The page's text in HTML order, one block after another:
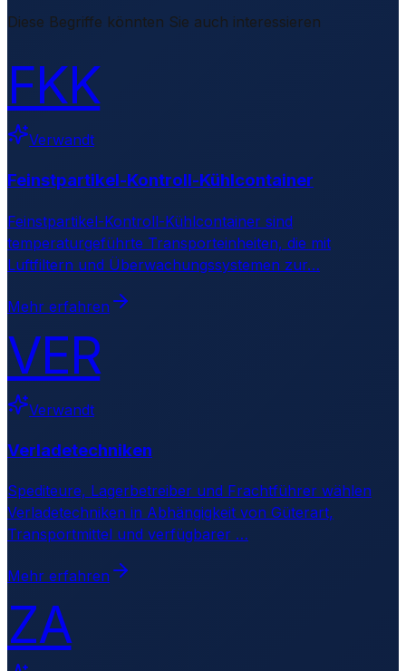
Diese Begriffe könnten Sie auch interessieren
FKK
Verwandt
Feinstpartikel-Kontroll-Kühlcontainer
Feinstpartikel-Kontroll-Kühlcontainer sind
temperaturgeführte Transporteinheiten, die mit
Luftfiltern und Überwachungssystemen zur…
Mehr erfahren
VER
Verwandt
Verladetechniken
Spediteure, Lagerbetreiber und Frachtführer wählen
Verladetechniken in Abhängigkeit von Güterart,
Transportmittel und verfügbarer …
Mehr erfahren
ZA